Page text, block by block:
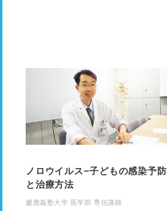
ノロウイルス−子どもの感染予防
と治療方法
慶應義塾大学 医学部 専任講師